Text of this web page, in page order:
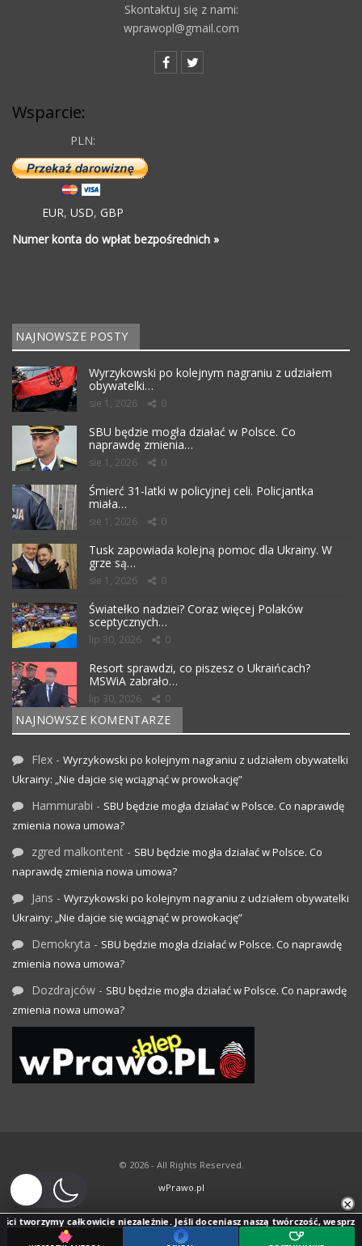
Skontaktuj się z nami:
wprawopl@gmail.com
Wsparcie:
PLN:
EUR, USD, GBP
Numer konta do wpłat bezpośrednich »
NAJNOWSZE POSTY
Wyrzykowski po kolejnym nagraniu z udziałem
obywatelki…
sie 1, 2026 0
SBU będzie mogła działać w Polsce. Co
naprawdę zmienia…
sie 1, 2026 0
Śmierć 31-latki w policyjnej celi. Policjantka
miała…
sie 1, 2026 0
Tusk zapowiada kolejną pomoc dla Ukrainy. W
grze są…
sie 1, 2026 0
Światełko nadziei? Coraz więcej Polaków
sceptycznych…
lip 30, 2026 0
Resort sprawdzi, co piszesz o Ukraińcach?
MSWiA zabrało…
lip 30, 2026 0
NAJNOWSZE KOMENTARZE
Flex - Wyrzykowski po kolejnym nagraniu z udziałem obywatelki
Ukrainy: „Nie dajcie się wciągnąć w prowokację”
Hammurabi - SBU będzie mogła działać w Polsce. Co naprawdę
zmienia nowa umowa?
zgred malkontent - SBU będzie mogła działać w Polsce. Co
naprawdę zmienia nowa umowa?
Jans - Wyrzykowski po kolejnym nagraniu z udziałem obywatelki
Ukrainy: „Nie dajcie się wciągnąć w prowokację”
Demokryta - SBU będzie mogła działać w Polsce. Co naprawdę
zmienia nowa umowa?
Dozdrajców - SBU będzie mogła działać w Polsce. Co naprawdę
zmienia nowa umowa?
© 2026 - All Rights Reserved.
wPrawo.pl
×
tworzymy całkowicie niezależnie. Jeśli doceniasz naszą twórczość, wesprzyj